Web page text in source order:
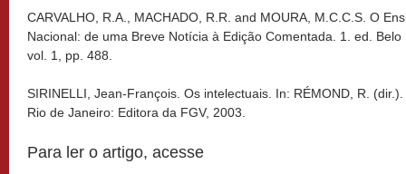
CARVALHO, R .A., MACHADO, R.R. and MOURA, M.C.C.S. O
Nacional: de uma Breve Notícia à Edição Comentada. 1. ed.
vol. 1, pp. 488.
SIRINELLI, Jean-François. Os intelectuais. In: RÉMOND, R.
Rio de Janeiro: Editora da FGV, 2003.
Para ler o artigo, acesse